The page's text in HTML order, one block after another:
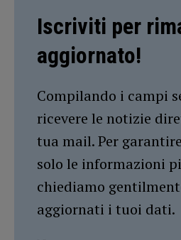
Iscriviti per
aggiornato!
Compilando i campi
ricevere le notizie
tua mail. Per
solo le informazioni
chiediamo
aggiornati i tuoi dati.